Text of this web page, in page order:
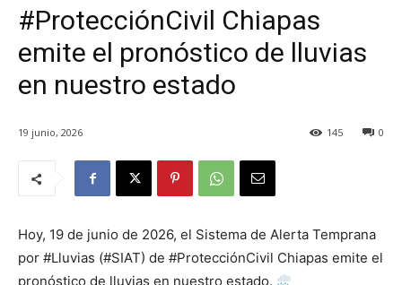
#ProtecciónCivil Chiapas
emite el pronóstico de lluvias
en nuestro estado
19 junio, 2026 0
145
Hoy, 19 de junio de 2026, el Sistema de Alerta Temprana
por #Lluvias (#SIAT) de #ProtecciónCivil Chiapas emite el
pronóstico de lluvias en nuestro estado.